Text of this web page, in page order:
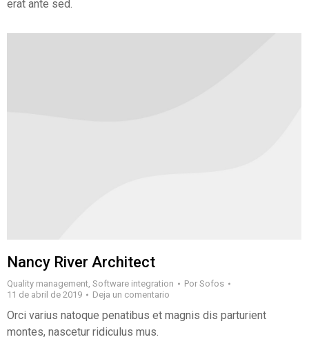
erat ante sed.
Nancy River Architect
Quality management Software integration Por Sofos
11 de abril de 2019
Deja un comentario
Orci varius natoque penatibus et magnis dis parturient
montes, nascetur ridiculus mus.